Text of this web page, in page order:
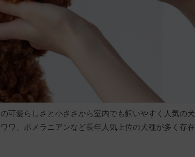
可愛らしさと小ささから室内でも飼いやすく人気の犬
ワ、ポメラニアンなど長年人気上位の犬種が多く存在